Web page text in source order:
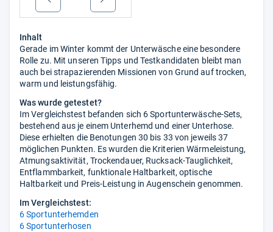
Inhalt
Gerade im Winter kommt der Unterwäsche eine besondere
Rolle zu. Mit unseren Tipps und Testkandidaten bleibt man
auch bei strapazierenden Missionen von Grund auf trocken,
warm und leistungsfähig.
Was wurde getestet?
Im Vergleichstest befanden sich 6 Sportunterwäsche-Sets,
bestehend aus je einem Unterhemd und einer Unterhose.
Diese erhielten die Benotungen 30 bis 33 von jeweils 37
möglichen Punkten. Es wurden die Kriterien Wärmeleistung,
Atmungsaktivität, Trockendauer, Rucksack-Tauglichkeit,
Entflammbarkeit, funktionale Haltbarkeit, optische
Haltbarkeit und Preis-Leistung in Augenschein genommen.
Im Vergleichstest:
6 Sportunterhemden
6 Sportunterhosen